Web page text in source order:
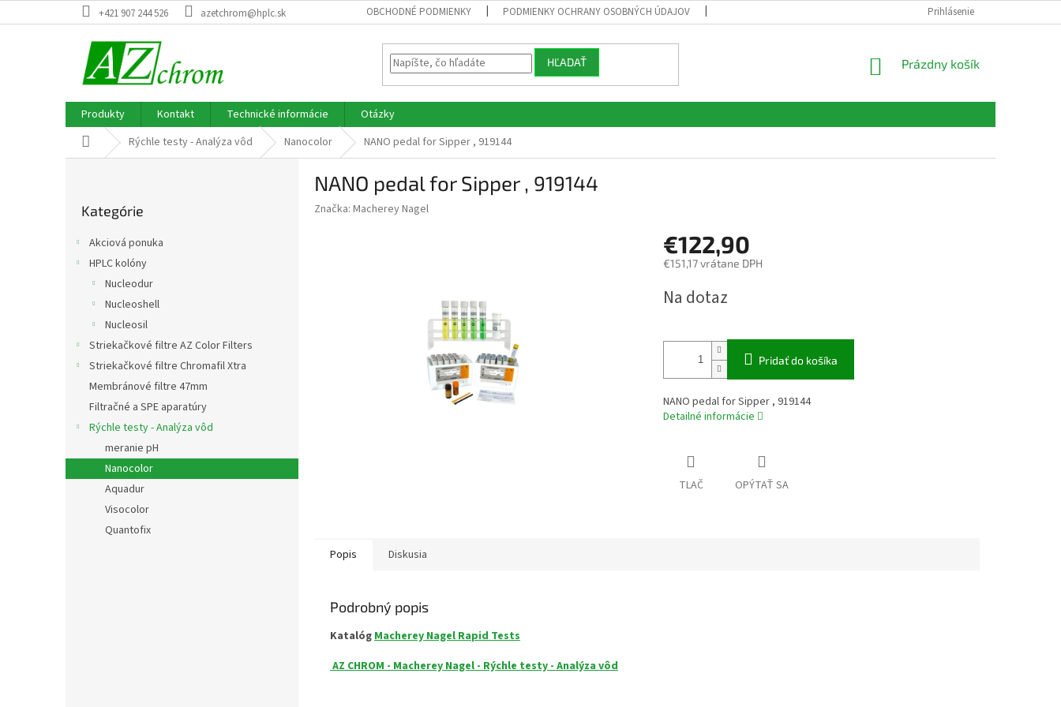
na
+421 907 244 526 azetchrom@hplc.sk OBCHODNÉ PODMIENKY PODMIENKY OCHRANY OSOBNÝCH ÚDAJOV Prihlásenie
HĽADAŤ
NÁKUPNÝ
Prázdny košík
Produkty Kontakt Technické informácie
Otázky
DomovRýchle testy - Analýza vôd Nanocolor NANO pedal for Sipper , 919144
kategórie
Kategórie
Akciová ponuka
HPLC kolóny
Nucleodur
Nucleoshell
Nucleosil
Striekačkové filtre AZ Color Filters
Striekačkové filtre Chromafil Xtra
Membránové filtre 47mm
Filtračné a SPE aparatúry
Rýchle testy - Analýza vôd
meranie pH
Nanocolor
Aquadur
Visocolor
Quantofix
NANO pedal for Sipper , 919144
Značka: Macherey Nagel
€122,90
€151,17 vrátane DPH
cena:
Na dotaz
Pridať do košíka
NANO pedal for Sipper , 919144
Detailné informácie
TLAČ OPÝTAŤ SA
Popis Diskusia
Podrobný popis
KatalógMacherey Nagel Rapid Tests
AZ CHROM - Macherey Nagel - Rýchle testy - Analýza vôd